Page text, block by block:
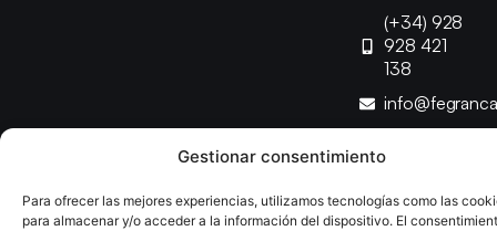
Gestionar consentimiento
Para ofrecer las mejores experiencias, utilizamos tecnologías como las
para almacenar y/o acceder a la información del dispositivo. El
(+34) 928
928 421
138
Desarrollado porTOOOLS